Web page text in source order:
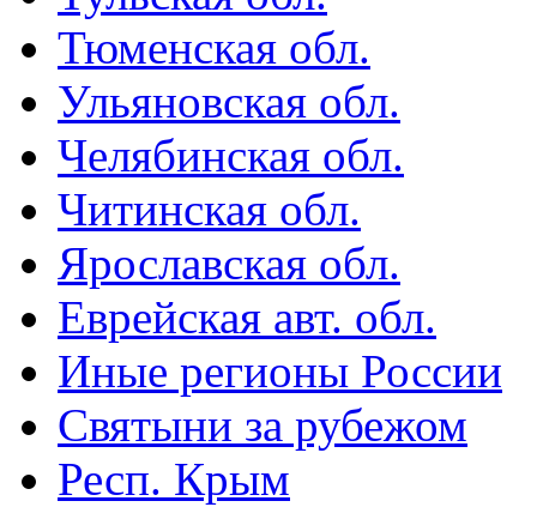
Тюменская обл.
Ульяновская обл.
Челябинская обл.
Читинская обл.
Ярославская обл.
Еврейская авт. обл.
Иные регионы России
Святыни за рубежом
Респ. Крым